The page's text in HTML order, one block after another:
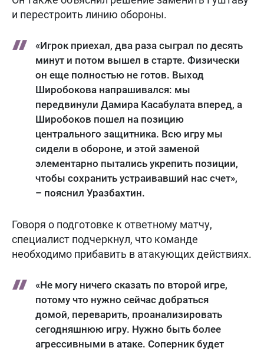
и перестроить линию обороны.
«Игрок приехал, два раза сыграл по десять
минут и потом вышел в старте. Физически
он еще полностью не готов. Выход
Широбокова напрашивался: мы
передвинули Дамира Касабулата вперед, а
Широбоков пошел на позицию
центрального защитника. Всю игру мы
сидели в обороне, и этой заменой
элементарно пытались укрепить позиции,
чтобы сохранить устраивавший нас счет»,
– пояснил Уразбахтин.
Говоря о подготовке к ответному матчу,
специалист подчеркнул, что команде
необходимо прибавить в атакующих действиях.
«Не могу ничего сказать по второй игре,
потому что нужно сейчас добраться
домой, переварить, проанализировать
сегодняшнюю игру. Нужно быть более
агрессивными в атаке. Соперник будет